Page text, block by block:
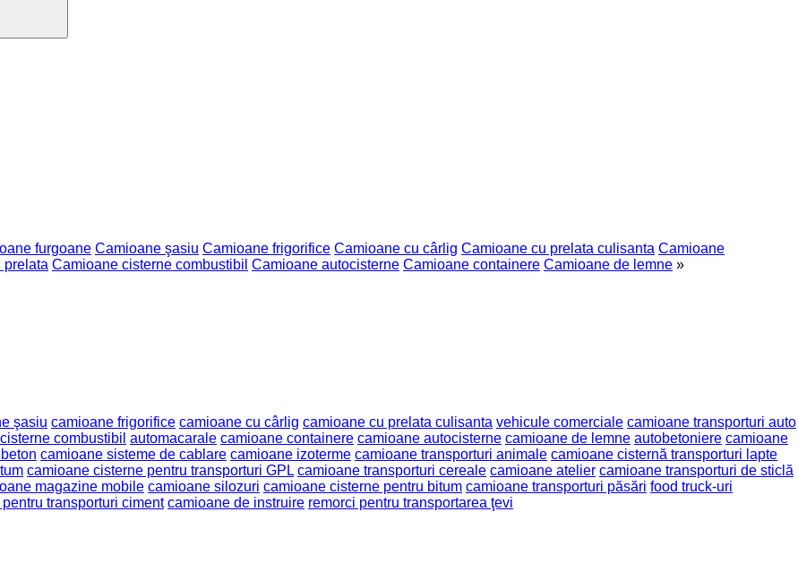
furgoane Camioane şasiu Camioane frigorifice Camioane cu cârlig Camioane cu prelata culisanta Camioane
prelata Camioane cisterne combustibil Camioane autocisterne Camioane containere Camioane de lemne »
şasiu camioane frigorifice camioane cu cârlig camioane cu prelata culisanta vehicule comerciale camioane transporturi auto
combustibil automacarale camioane containere camioane autocisterne camioane de lemne autobetoniere camioane
camioane sisteme de cablare camioane izoterme camioane transporturi animale camioane cisternă transporturi lapte
camioane cisterne pentru transporturi GPL camioane transporturi cereale camioane atelier camioane transporturi de sticlă
magazine mobile camioane silozuri camioane cisterne pentru bitum camioane transporturi păsări food truck-uri
transporturi ciment camioane de instruire remorci pentru transportarea ţevi